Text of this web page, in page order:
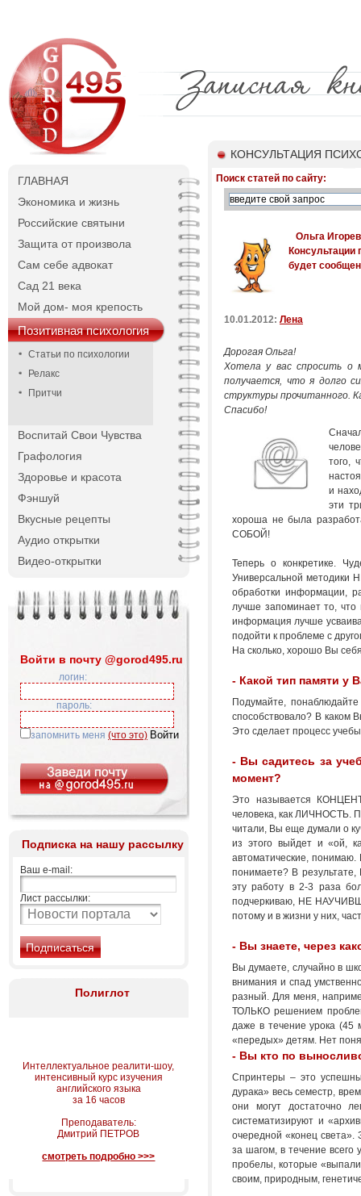
ГЛАВНАЯ
Экономика и жизнь
Российские святыни
Защита от произвола
Сам себе адвокат
Сад 21 века
Мой дом- моя крепость
Позитивная психология
Статьи по психологии
Релакс
Притчи
Воспитай Свои Чувства
Графология
Здоровье и красота
Фэншуй
Вкусные рецепты
Аудио открытки
Видео-открытки
Войти в почту @gorod495.ru
логин:
пароль:
запомнить меня (что это)
Подписка на нашу рассылку
Ваш e-mail:
Лист рассылки:
Полиглот
Интеллектуальное реалити-шоу,
интенсивный курс изучения
английского языка
за 16 часов
Преподаватель:
Дмитрий ПЕТРОВ
смотреть подробно >>>
КОНСУЛЬТАЦИЯ
Поиск статей по сайту:
Ольга
Консультации
будет
10.01.2012: Лена
Дорогая Ольга!
Хотела у вас спросить о
получается, что я долго
структуры прочитанного.
Спасибо!
того,
и
эти
хороша не была
СОБОЙ!
Теперь о конкретике.
Универсальной методики
обработки информации,
лучше запоминает то, что
информация лучше
подойти к проблеме с
На сколько, хорошо Вы
- Какой тип памяти у
Подумайте,
способствовало? В каком
Это сделает процесс
- Вы садитесь за
момент?
Это называется
человека, как ЛИЧНОСТЬ.
читали, Вы еще думали о
из этого выйдет и «ой,
автоматические,
понимаете? В
эту работу в 2-3 раза
подчеркиваю, НЕ
потому и в жизни у них,
- Вы знаете, через
Вы думаете, случайно в
внимания и спад
разный. Для меня,
ТОЛЬКО решением
даже в течение урока (45
«передых» детям. Нет
- Вы кто по
Спринтеры – это
дурака» весь семестр,
они могут достаточно
систематизируют и
очередной «конец
за шагом, в течение всего
пробелы, которые
своим, природным,